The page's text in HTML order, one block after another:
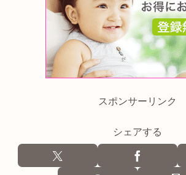
スポンサーリンク
シェアする